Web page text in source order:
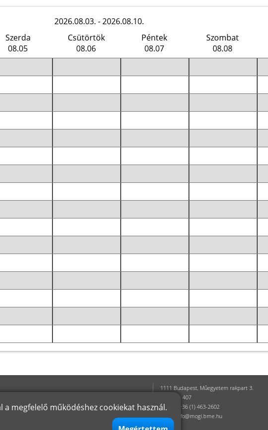
a megfelelő működéshez cookiekat használ.
2026.08.03. - 2026.08.10.
Szerda
08.05
Csütörtök
08.06
Péntek
08.07
Szombat
08.08
1111 Budapest, Műegyetem rakpart 3.
D épület 407
Telefon:+36 (1) 463-2602
E-mail:info@mogi.bme.hu